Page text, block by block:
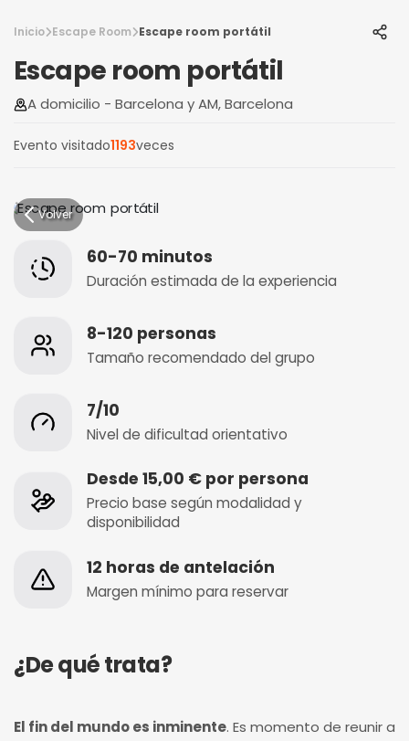
Inicio Escape Room Escape room portátil
Escape room portátil
A domicilio - Barcelona y AM, Barcelona
Evento visitado1193veces
Volver
60-70 minutos
Duración estimada de la experiencia
8-120 personas
Tamaño recomendado del grupo
7/10
Nivel de dificultad orientativo
Desde 15,00 € por persona
Precio base según modalidad y
disponibilidad
12 horas de antelación
Margen mínimo para reservar
¿De qué trata?
El fin del mundo es inminente. Es momento de reunir a